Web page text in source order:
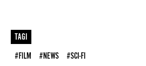
TAGI
#FILM #NEWS #SCI-FI